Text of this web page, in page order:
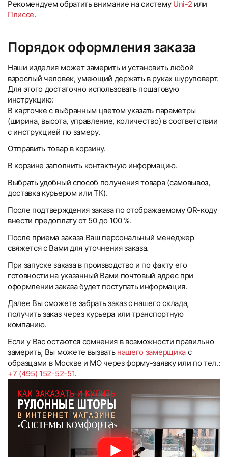
Рекомендуем обратить внимание на систему Uni-2 или
Плиссе.
Порядок оформления заказа
Наши изделия может замерить и установить любой
взрослый человек, умеющий держать в руках шуруповерт.
Для этого достаточно использовать пошаговую
инструкцию:
В карточке с выбранным цветом указать параметры
(ширина, высота, управление, количество) в соответствии
с инструкцией по замеру.
Отправить товар в корзину.
В корзине заполнить контактную информацию.
Выбрать удобный способ получения товара (самовывоз,
доставка курьером или ТК).
После подтверждения заказа по отображаемому QR-коду
внести предоплату от 50 до 100 %.
После приема заказа Ваш персональный менеджер
свяжется с Вами для уточнения заказа.
При запуске заказа в производство и по факту его
готовности на указанный Вами почтовый адрес при
оформлении заказа будет поступать информация.
Далее Вы сможете забрать заказ с нашего склада,
получить заказ через курьера или транспортную
компанию.
Если у Вас остаются сомнения в возможности правильно
замерить, Вы можете вызвать нашего замерщикас
образцами в Москве и МО через форму-заявку или по тел.:
+7 (495) 152-52-51.